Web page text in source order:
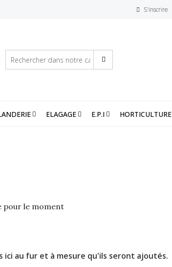
S'inscrire
ELAGAGE E.P.I HORTICULTURE
pour le moment
au fur et à mesure qu'ils seront ajoutés.